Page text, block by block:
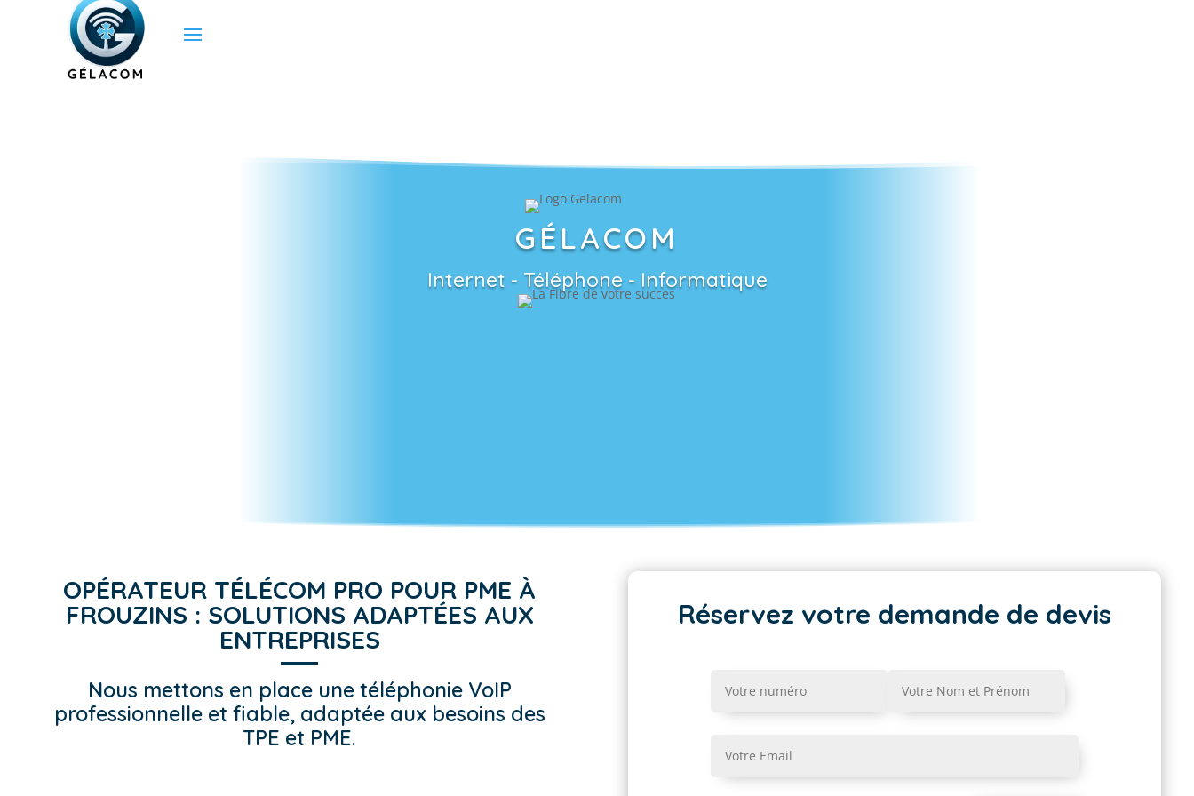
GÉLACOM
Internet - Téléphone - Informatique
OPÉRATEUR TÉLÉCOM PRO POUR PME À
FROUZINS : SOLUTIONS ADAPTÉES AUX
ENTREPRISES
Nous mettons en place une téléphonie VoIP
professionnelle et fiable, adaptée aux besoins des
TPE et PME.
Réservez votre demande de devis